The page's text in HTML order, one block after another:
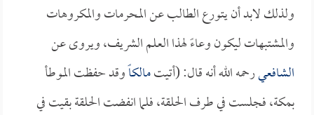
ولذلك لابد أن يتورع الطالب عن المحرمات والمكروهات
والمشتبهات ليكون وعاءً لهذا العلم الشريف، ويروى عن
الشافعيرحمه الله أنه قال: (أتيتمالكاًوقد حفظت الموطأ
بمكة، فجلست في طرف الحلقة، فلما انفضت الحلقة بقيت في